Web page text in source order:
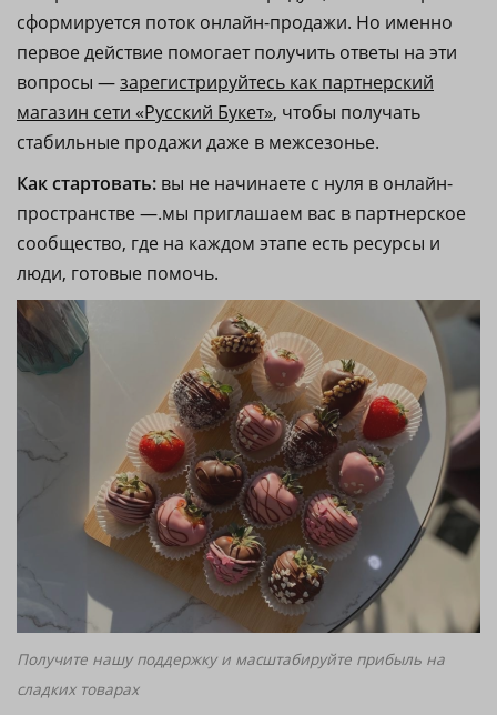
сформируется поток онлайн-продажи. Но именно
первое действие помогает получить ответы на эти
вопросы —зарегистрируйтесь как партнерский
магазин сети «Русский Букет», чтобы получать
стабильные продажи даже в межсезонье.
Как стартовать: вы не начинаете с нуля в онлайн-
пространстве —.мы приглашаем вас в партнерское
сообщество, где на каждом этапе есть ресурсы и
люди, готовые помочь.
Получите нашу поддержку и масштабируйте прибыль на
сладких товарах